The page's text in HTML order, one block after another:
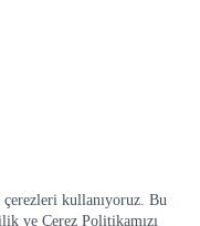
çerezleri kullanıyoruz. Bu
ve Çerez Politikamızı
Bilgi Teknolojileri